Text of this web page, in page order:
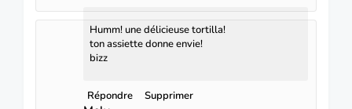
Humm! une délicieuse tortilla!
ton assiette donne envie!
bizz
Répondre Supprimer